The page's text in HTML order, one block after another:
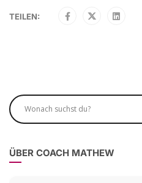
TEILEN:
ÜBER COACH MATHEW